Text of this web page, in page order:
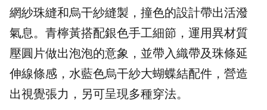
網紗珠縫和烏干紗縫製，撞色的設計帶出活潑
氣息。青檸黃搭配銀色手工細節，運用異材質
壓圓片做出泡泡的意象，並帶入織帶及珠條延
伸線條感，水藍色烏干紗大蝴蝶結配件，營造
出視覺張力，另可呈現多種穿法。